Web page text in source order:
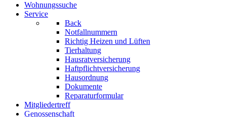
Wohnungssuche
Service
Back
Notfallnummern
Richtig Heizen und Lüften
Tierhaltung
Hausratversicherung
Haftpflichtversicherung
Hausordnung
Dokumente
Reparaturformular
Mitgliedertreff
Genossenschaft